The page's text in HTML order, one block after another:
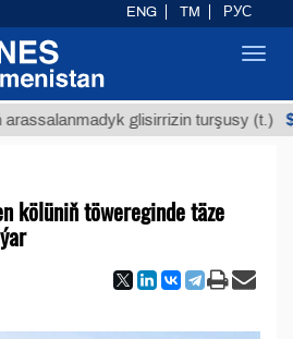
glisirrizin turşusy (t.)
kölüniň töwereginde täze
ENG TM РУС